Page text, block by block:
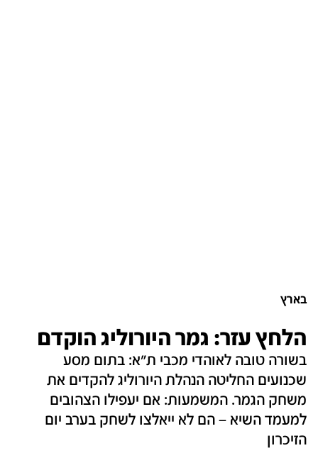
בארץ
הלחץ עזר: גמר היורוליג הוקדם
בשורה טובה לאוהדי מכבי ת"א: בתום מסע
שכנועים החליטה הנהלת היורוליג להקדים את
משחק הגמר. המשמעות: אם יעפילו הצהובים
למעמד השיא – הם לא ייאלצו לשחק בערב יום
הזיכרון